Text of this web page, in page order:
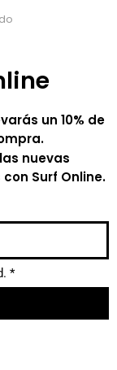
un 10% de
nuevas
Surf Online.
*